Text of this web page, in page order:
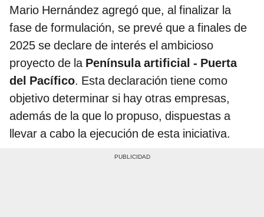
Mario Hernández agregó que, al finalizar la
fase de formulación, se prevé que a finales de
2025 se declare de interés el ambicioso
proyecto de la Península artificial - Puerta
del Pacífico. Esta declaración tiene como
objetivo determinar si hay otras empresas,
además de la que lo propuso, dispuestas a
llevar a cabo la ejecución de esta iniciativa.